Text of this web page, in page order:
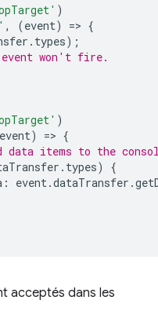
)
, (event) => {
. types);
won't fire.
)
event) => {
items to the
. types)
{
: event.dataTransfer .
acceptés dans les